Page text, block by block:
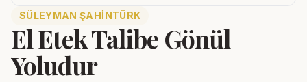
SÜLEYMAN ŞAHINTÜRK
El Etek Talibe Gönül
Yoludur